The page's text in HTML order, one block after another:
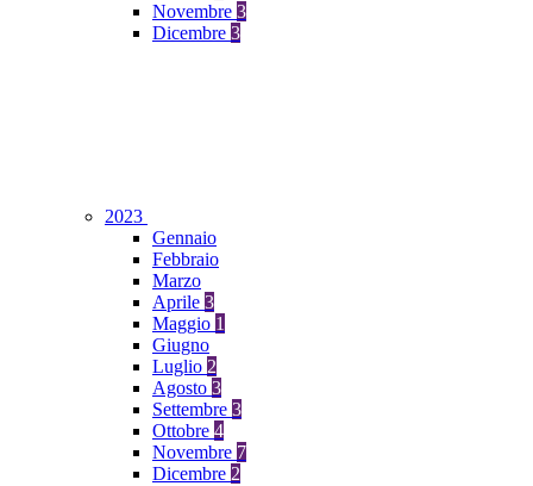
Novembre 3
Dicembre 3
2023
Gennaio
Febbraio
Marzo
Aprile 3
Maggio 1
Giugno
Luglio 2
Agosto 3
Settembre 3
Ottobre 4
Novembre 7
Dicembre 2